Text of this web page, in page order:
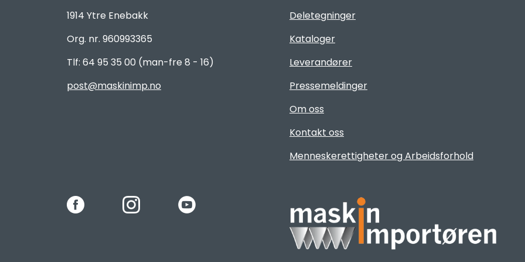
1914 Ytre Enebakk
Org. nr. 960993365
Tlf: 64 95 35 00 (man-fre 8 - 16)
post@maskinimp.no
Deletegninger
Kataloger
Leverandører
Pressemeldinger
Om oss
Kontakt oss
Menneskerettigheter og Arbeidsforhold